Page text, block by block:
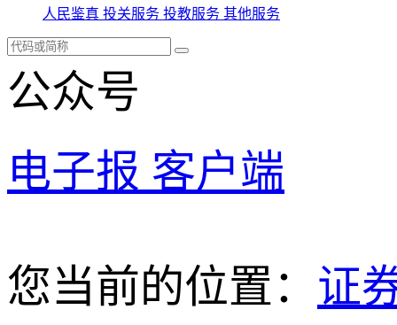
人民鉴真 投关服务 投教服务 其他服务
公众号
电子报 客户端
您当前的位置： 证